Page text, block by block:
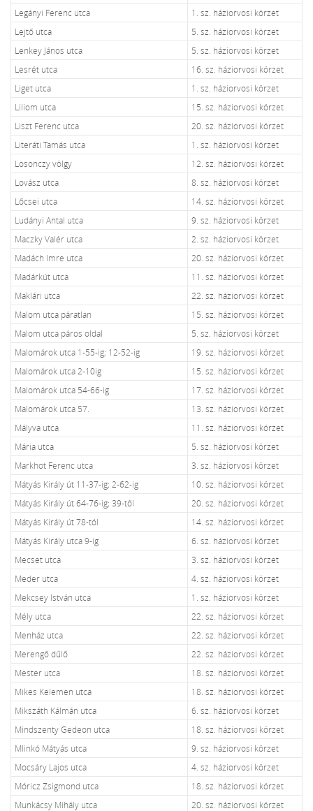
Legányi Ferenc utca
1. sz. háziorvosi körzet
Lejtő utca
5. sz. háziorvosi körzet
Lenkey János utca
5. sz. háziorvosi körzet
Lesrét utca
16. sz. háziorvosi körzet
Liget utca
1. sz. háziorvosi körzet
Liliom utca
15. sz. háziorvosi körzet
Liszt Ferenc utca
20. sz. háziorvosi körzet
Literáti Tamás utca
1. sz. háziorvosi körzet
Losonczy völgy
12. sz. háziorvosi körzet
Lovász utca
8. sz. háziorvosi körzet
Lőcsei utca
14. sz. háziorvosi körzet
Ludányi Antal utca
9. sz. háziorvosi körzet
Maczky Valér utca
2. sz. háziorvosi körzet
Madách Imre utca
20. sz. háziorvosi körzet
Madárkút utca
11. sz. háziorvosi körzet
Maklári utca
22. sz. háziorvosi körzet
Malom utca páratlan
15. sz. háziorvosi körzet
Malom utca páros oldal
5. sz. háziorvosi körzet
Malomárok utca 1-55-ig; 12-52-ig
19. sz. háziorvosi körzet
Malomárok utca 2-10ig
15. sz. háziorvosi körzet
Malomárok utca 54-66-ig
17. sz. háziorvosi körzet
Malomárok utca 57.
13. sz. háziorvosi körzet
Mályva utca
11. sz. háziorvosi körzet
Mária utca
5. sz. háziorvosi körzet
Markhot Ferenc utca
3. sz. háziorvosi körzet
Mátyás Király út 11-37-ig; 2-62-ig
10. sz. háziorvosi körzet
Mátyás Király út 64-76-ig; 39-től
20. sz. háziorvosi körzet
Mátyás Király út 78-tól
14. sz. háziorvosi körzet
Mátyás Király utca 9-ig
6. sz. háziorvosi körzet
Mecset utca
3. sz. háziorvosi körzet
Meder utca
4. sz. háziorvosi körzet
Mekcsey István utca
1. sz. háziorvosi körzet
Mély utca
22. sz. háziorvosi körzet
Menház utca
22. sz. háziorvosi körzet
Merengő dűlő
22. sz. háziorvosi körzet
Mester utca
18. sz. háziorvosi körzet
Mikes Kelemen utca
18. sz. háziorvosi körzet
Mikszáth Kálmán utca
6. sz. háziorvosi körzet
Mindszenty Gedeon utca
18. sz. háziorvosi körzet
Mlinkó Mátyás utca
9. sz. háziorvosi körzet
Mocsáry Lajos utca
4. sz. háziorvosi körzet
Móricz Zsigmond utca
18. sz. háziorvosi körzet
Munkácsy Mihály utca
20. sz. háziorvosi körzet